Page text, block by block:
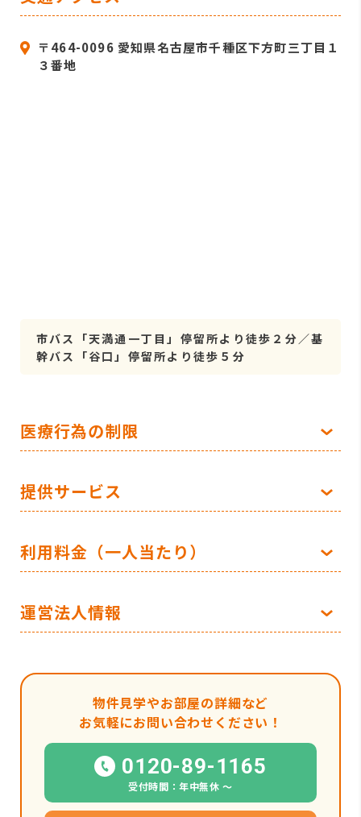
〒464-0096 愛知県名古屋市千種区下方町三丁目１
３番地
市バス「天満通一丁目」停留所より徒歩２分／基
幹バス「谷口」停留所より徒歩５分
医療行為の制限
提供サービス
利用料金（一人当たり）
運営法人情報
物件見学やお部屋の詳細など
お気軽にお問い合わせください！
0120-89-1165
受付時間：年中無休 〜